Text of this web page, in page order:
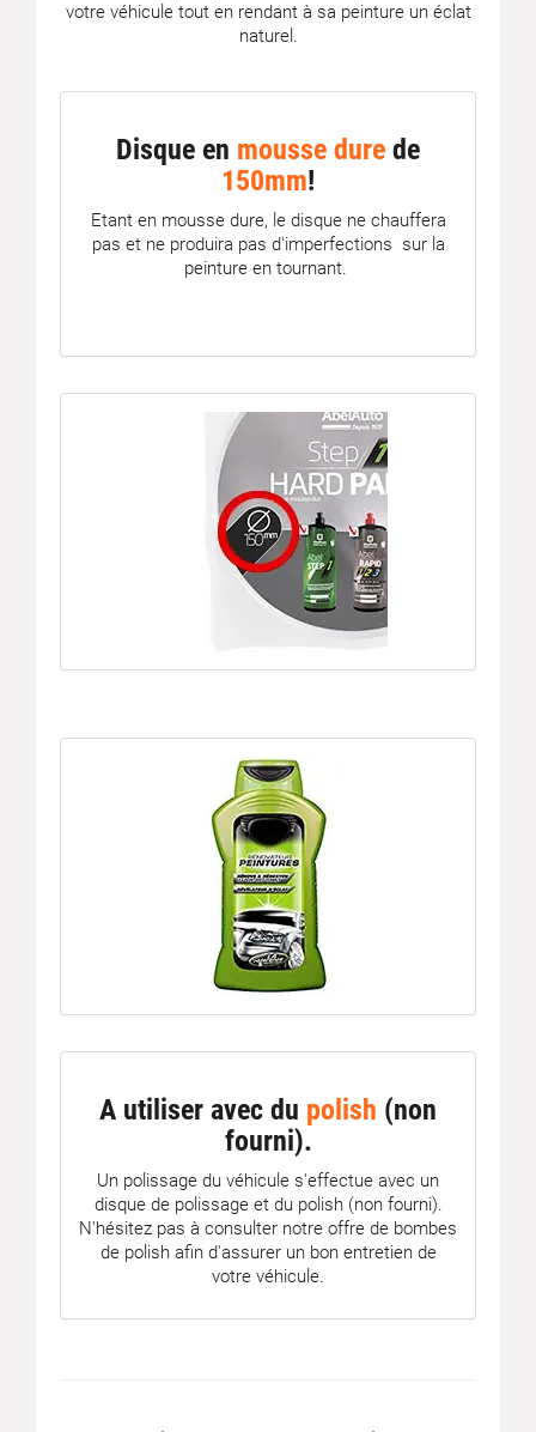
votre véhicule tout en rendant à sa peinture un éclat
naturel.
Disque en mousse dure de
150mm!
Etant en mousse dure, le disque ne chauffera
pas et ne produira pas d'imperfections sur la
peinture en tournant.
A utiliser avec du polish (non
fourni).
Un polissage du véhicule s'effectue avec un
disque de polissage et du polish (non fourni).
N'hésitez pas à consulter notre offre de bombes
de polish afin d'assurer un bon entretien de
votre véhicule.